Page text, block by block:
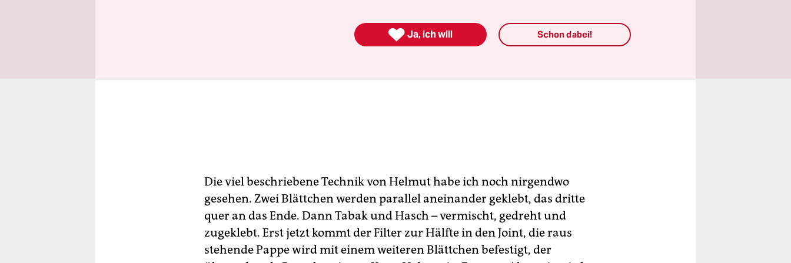
Die viel beschriebene Technik von Helmut habe ich noch nirgendwo
gesehen. Zwei Blättchen werden parallel aneinander geklebt, das dritte
quer an das Ende. Dann Tabak und Hasch – vermischt, gedreht und
zugeklebt. Erst jetzt kommt der Filter zur Hälfte in den Joint, die raus
stehende Pappe wird mit einem weiteren Blättchen befestigt, der
 Ja, ich will Schon dabei!